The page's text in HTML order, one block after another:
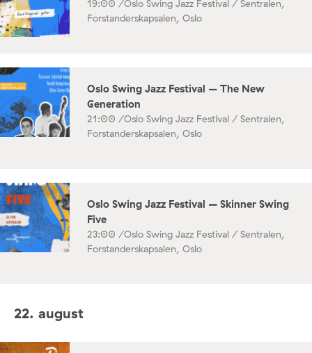
19:00 /Oslo Swing Jazz Festival / Sentralen,
Forstanderskapsalen, Oslo
Oslo Swing Jazz Festival – The New
Generation
21:00 /Oslo Swing Jazz Festival / Sentralen,
Forstanderskapsalen, Oslo
Oslo Swing Jazz Festival – Skinner Swing
Five
23:00 /Oslo Swing Jazz Festival / Sentralen,
Forstanderskapsalen, Oslo
22. august